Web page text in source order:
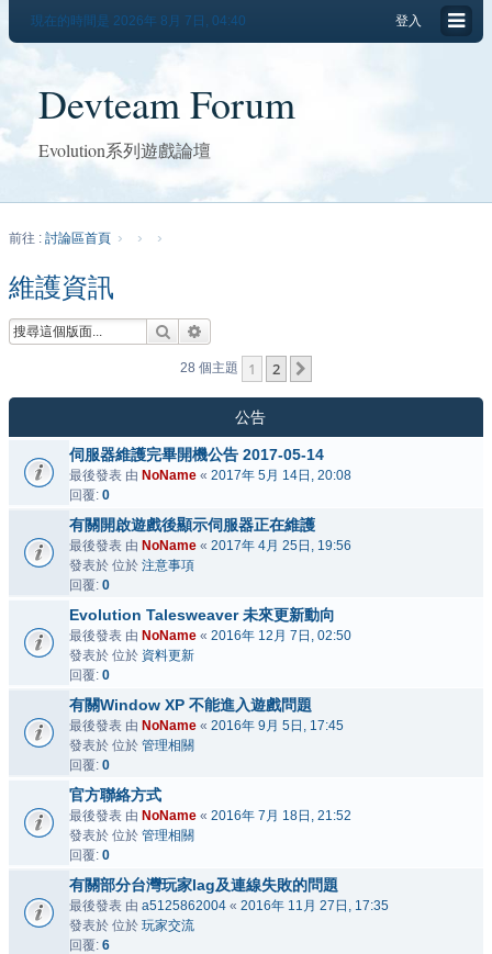
登入
現在的時間是 2026年 8月 7日, 04:40
Devteam Forum
Evolution系列遊戲論壇
前往 : 討論區首頁
維護資訊
搜尋
28 個主題 1 2
公告
伺服器維護完畢開機公告 2017-05-14
最後發表 由 NoName « 2017年 5月 14日, 20:08
回覆: 0
有關開啟遊戲後顯示伺服器正在維護
最後發表 由 NoName « 2017年 4月 25日, 19:56
發表於 位於 注意事項
回覆: 0
Evolution Talesweaver 未來更新動向
最後發表 由 NoName « 2016年 12月 7日, 02:50
發表於 位於 資料更新
回覆: 0
有關Window XP 不能進入遊戲問題
最後發表 由 NoName « 2016年 9月 5日, 17:45
發表於 位於 管理相關
回覆: 0
官方聯絡方式
最後發表 由 NoName « 2016年 7月 18日, 21:52
發表於 位於 管理相關
回覆: 0
有關部分台灣玩家lag及連線失敗的問題
最後發表 由 a5125862004 « 2016年 11月 27日, 17:35
發表於 位於 玩家交流
回覆: 6